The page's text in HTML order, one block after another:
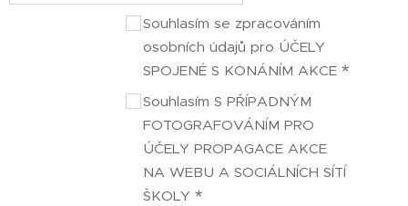
Souhlasím se zpracováním
osobních údajů pro ÚČELY
SPOJENÉ S KONÁNÍM AKCE
Souhlasím S PŘÍPADNÝM
FOTOGRAFOVÁNÍM PRO
ÚČELY PROPAGACE AKCE
NA WEBU A SOCIÁLNÍCH SÍTÍ
ŠKOLY